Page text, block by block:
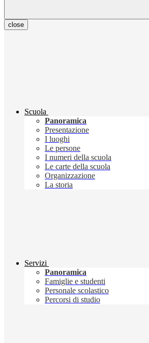
close
Scuola
Panoramica
Presentazione
I luoghi
Le persone
I numeri della scuola
Le carte della scuola
Organizzazione
La storia
Servizi
Panoramica
Famiglie e studenti
Personale scolastico
Percorsi di studio